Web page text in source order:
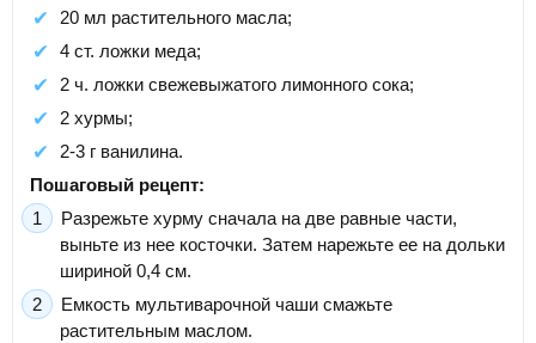
20 мл растительного масла;
4 ст. ложки меда;
2 ч. ложки свежевыжатого лимонного сока;
2 хурмы;
2-3 г ванилина.
Пошаговый рецепт:
Разрежьте хурму сначала на две равные части,
выньте из нее косточки. Затем нарежьте ее на дольки
шириной 0,4 см.
Емкость мультиварочной чаши смажьте
растительным маслом.